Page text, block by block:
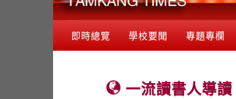
即時總覽 學校要聞 專題專欄
一流讀書人導讀